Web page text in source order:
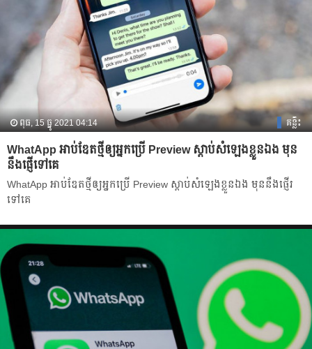
ពុធ, 15 ធ្នូ 2021 04:14 គន្លឹះ
WhatApp អាប់ឌែតថ្មីឲ្យអ្នកប្រើ Preview ស្ដាប់សំឡេងខ្លួនឯង មុន
នឹងផ្ញើទៅគេ
WhatApp អាប់ឌែតថ្មីឲ្យអ្នកប្រើ Preview ស្ដាប់សំឡេងខ្លួនឯង មុននឹងផ្ញើរ
ទៅគេ